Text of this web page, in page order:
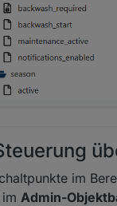
im
Admin-